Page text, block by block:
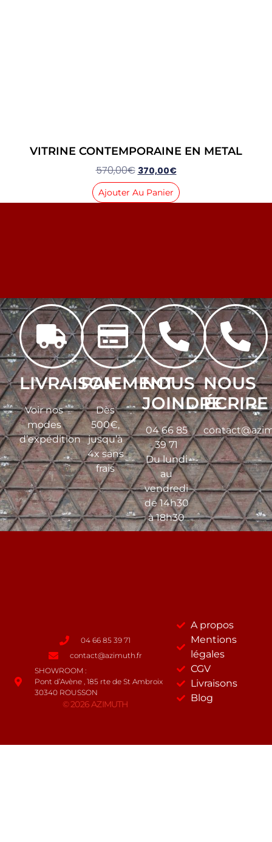
VITRINE CONTEMPORAINE EN METAL
570,00€ 370,00€
Ajouter Au Panier
LIVRAISON
Voir nos
modes
d’expédition
PAIEMENT
Dès
500€,
jusqu’à
4x sans
frais
NOUS
JOINDRE
04 66 85
39 71
Du lundi
au
vendredi
de 14h30
à 18h30
NOUS
ÉCRIRE
04 66 85 39 71
contact@azimuth.fr
SHOWROOM :
Pont d’Avène , 185 rte de St Ambroix
30340 ROUSSON
© 2026 AZIMUTH
A propos
Mentions
légales
CGV
Livraisons
Blog